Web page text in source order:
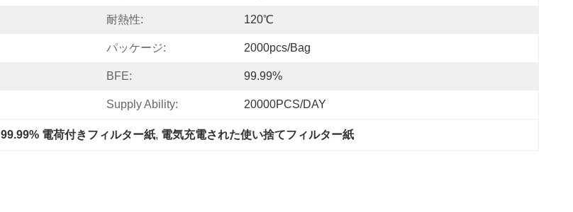
耐熱性: 120℃
パッケージ: 2000pcs/bag
BFE: 99.99%
Supply Ability: 20000PCS/DAY
99.99% 電荷付きフィルター紙, 電気充電された使い捨てフィルター紙